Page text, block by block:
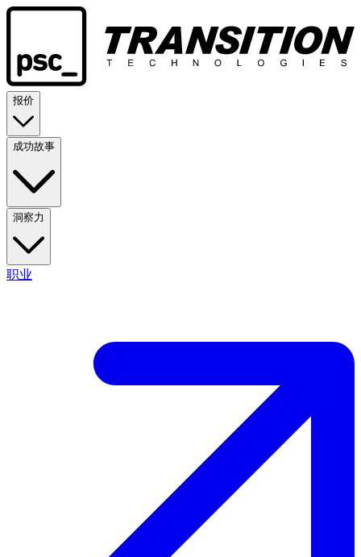
报价
成功故事
洞察力
职业